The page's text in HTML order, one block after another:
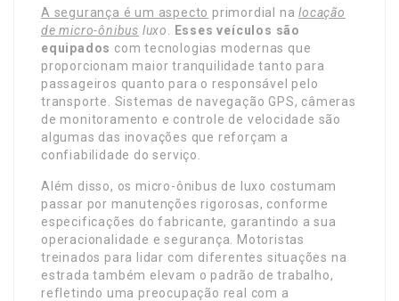
A segurança é um aspecto primordial nalocação
de micro-ônibus luxo
Esses veículos são
equipados com tecnologias modernas que
proporcionam maior tranquilidade tanto para
passageiros quanto para o responsável pelo
transporte. Sistemas de navegação GPS, câmeras
de monitoramento e controle de velocidade são
algumas das inovações que reforçam a
confiabilidade do serviço.
Além disso, os micro-ônibus de luxo costumam
passar por manutenções rigorosas, conforme
especificações do fabricante, garantindo a sua
operacionalidade e segurança. Motoristas
treinados para lidar com diferentes situações na
estrada também elevam o padrão de trabalho,
refletindo uma preocupação real com a